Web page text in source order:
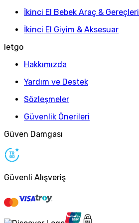
İkinci El Bebek Araç & Gereçleri
İkinci El Giyim & Aksesuar
letgo
Hakkımızda
Yardım ve Destek
Sözleşmeler
Güvenlik Önerileri
Güven Damgası
Güvenli Alışveriş